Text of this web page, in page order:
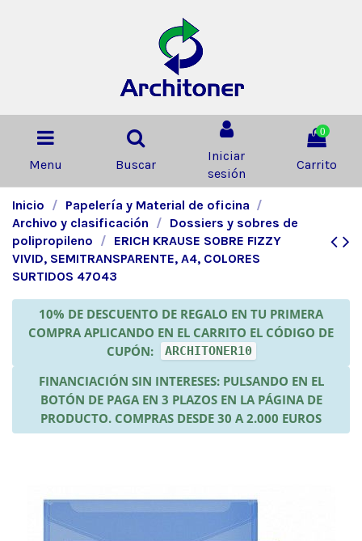
Menu Buscar
Iniciar
sesión
0
Carrito
Inicio
Papelería y Material de oficina
Archivo y clasificación
Dossiers y sobres de
polipropileno
ERICH KRAUSE SOBRE FIZZY
VIVID, SEMITRANSPARENTE, A4, COLORES
SURTIDOS 47043
10% DE DESCUENTO DE REGALO EN TU PRIMERA
COMPRA APLICANDO EN EL CARRITO EL CÓDIGO DE
CUPÓN:
ARCHITONER10
FINANCIACIÓN SIN INTERESES: PULSANDO EN EL
BOTÓN DE PAGA EN 3 PLAZOS EN LA PÁGINA DE
PRODUCTO. COMPRAS DESDE 30 A 2.000 EUROS